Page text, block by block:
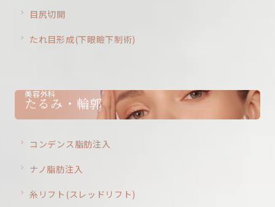
目尻切開
たれ目形成(下眼瞼下制術)
美容外科
たるみ・輪郭
コンデンス脂肪注入
ナノ脂肪注入
糸リフト(スレッドリフト)